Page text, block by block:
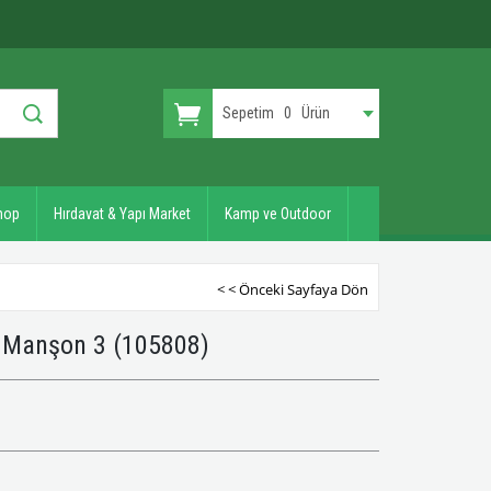
Sepetim 0 Ürün
Hırdavat & Yapı Market Kamp ve Outdoor
< < Önceki Sayfaya Dön
3 (105808)